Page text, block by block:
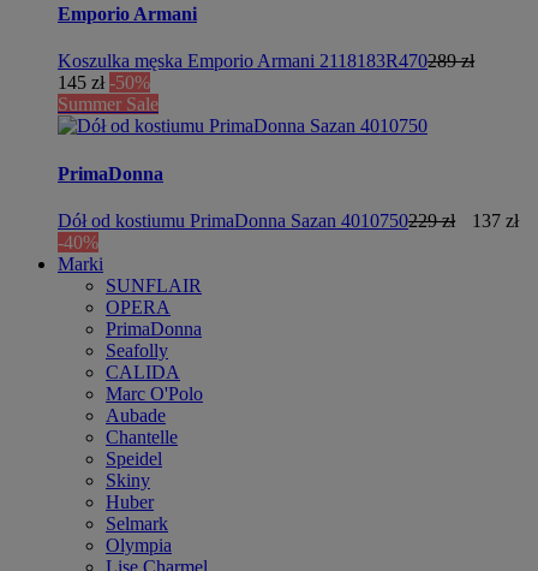
Emporio Armani
Koszulka męska Emporio Armani 2118183R470289 zł
145 zł -50%
Summer Sale
PrimaDonna
Dół od kostiumu PrimaDonna Sazan 4010750229 zł
137 zł
-40%
Marki
SUNFLAIR
OPERA
PrimaDonna
Seafolly
CALIDA
Marc O'Polo
Aubade
Chantelle
Speidel
Skiny
Huber
Selmark
Olympia
Lise Charmel